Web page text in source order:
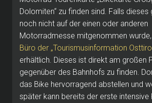
Dolomiten“ zu finden sind. Falls dieses
noch nicht auf der einen oder anderen
Motorradmesse mitgenommen
Büro der „Tourismusinformation
erhältlich. Dieses ist direkt am großen
gegenüber des Bahnhofs zu finden.
das Bike hervorragend abstellen und
später kann bereits der erste